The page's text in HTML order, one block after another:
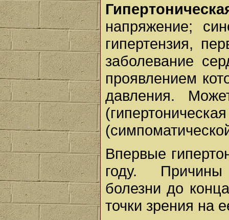
напряжение;
гипертензия,
заболевание
проявлением
давления.
Впервые
году. Причины
болезни до
точки зрения на